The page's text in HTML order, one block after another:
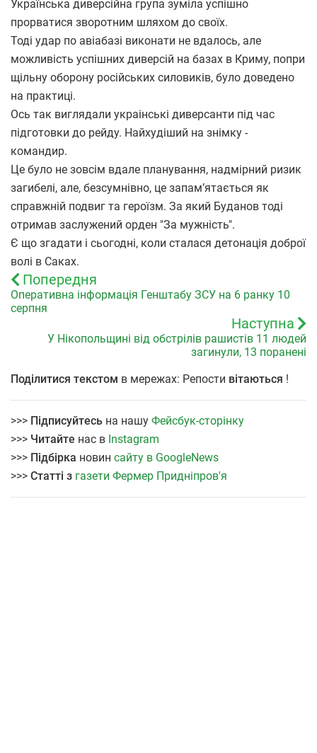
Українська диверсійна група зуміла успішно
прорватися зворотним шляхом до своїх.
Тоді удар по авіабазі виконати не вдалось, але
можливість успішних диверсій на базах в Криму, попри
щільну оборону російських силовиків, було доведено
на практиці.
Ось так виглядали украінські диверсанти під час
підготовки до рейду. Найхудіший на знімку -
командир.
Це було не зовсім вдале планування, надмірний ризик
загибелі, але, безсумнівно, це запам’ятається як
справжній подвиг та героїзм. За який Буданов тоді
отримав заслужений орден "За мужність".
Є що згадати і сьогодні, коли сталася детонація доброї
волі в Саках.
Попередня
Оперативна інформація Генштабу ЗСУ на 6 ранку 10
серпня
Наступна
У Нікопольщині від обстрілів рашистів 11 людей
загинули, 13 поранені
Поділитися текстом в мережах: Репости вітаються !
>>> Підписуйтесь на нашу Фейсбук-сторінку
>>> Читайте нас в Instagram
>>> Підбірка новин сайту в GoogleNews
>>> Статті з газети Фермер Придніпров'я